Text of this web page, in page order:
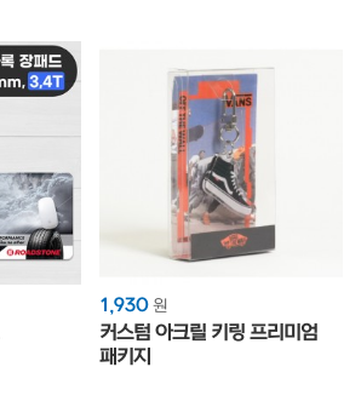
1,930 원
커스텀 아크릴 키링 프리미엄
패키지